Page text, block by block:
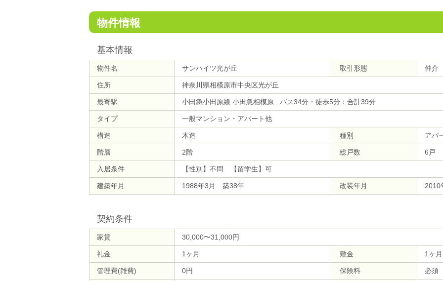
物件情報
基本情報
物件名 サンハイツ光が丘 取引形態 仲介
住所 神奈川県相模原市中央区光が丘
最寄駅 小田急小田原線 小田急相模原 バス34分・徒歩5分：合計39分
タイプ 一般マンション・アパート他
構造 木造 種別 アパ
階層 2階 総戸数 6戸
入居条件 【性別】不問 【留学生】可
建築年月 1988年3月 築38年 改装年月 2010
契約条件
家賃 30,000〜31,000円
礼金 1ヶ月 敷金 1ヶ月
管理費(雑費) 0円 保険料 必須